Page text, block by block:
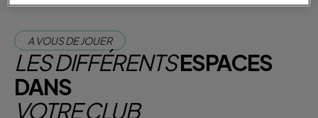
A VOUS DE JOUER
LES DIFFÉRENTSESPACES
DANS
VOTRE CLUB